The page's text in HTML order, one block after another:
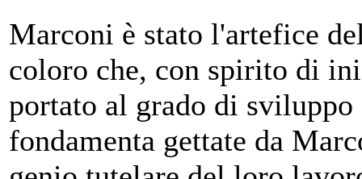
Marconi è stato l'artefice
coloro che, con spirito di
portato al grado di
fondamenta gettate da